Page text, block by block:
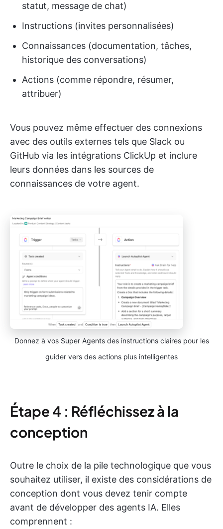
statut, message de chat)
Instructions (invites personnalisées)
Connaissances (documentation, tâches,
historique des conversations)
Actions (comme répondre, résumer,
attribuer)
Vous pouvez même effectuer des connexions
avec des outils externes tels que Slack ou
GitHub via les intégrations ClickUp et inclure
leurs données dans les sources de
connaissances de votre agent.
Donnez à vos Super Agents des instructions claires pour les
guider vers des actions plus intelligentes
Étape 4 : Réfléchissez à la
conception
Outre le choix de la pile technologique que vous
souhaitez utiliser, il existe des considérations de
conception dont vous devez tenir compte
avant de développer des agents IA. Elles
comprennent :